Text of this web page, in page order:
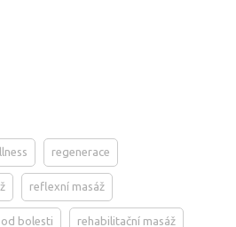
regenerace
reflexní masáž
od bolesti rehabilitační masáž